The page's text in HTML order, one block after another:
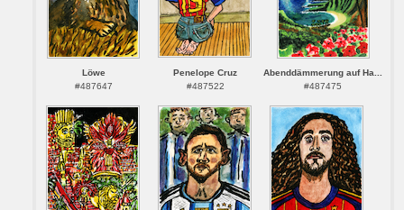
Löwe
#487647
Penelope Cruz
#487522
Abenddämmerung auf Ha...
#487475